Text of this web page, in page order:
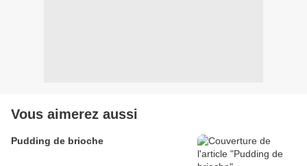
Vous aimerez aussi
Pudding de brioche